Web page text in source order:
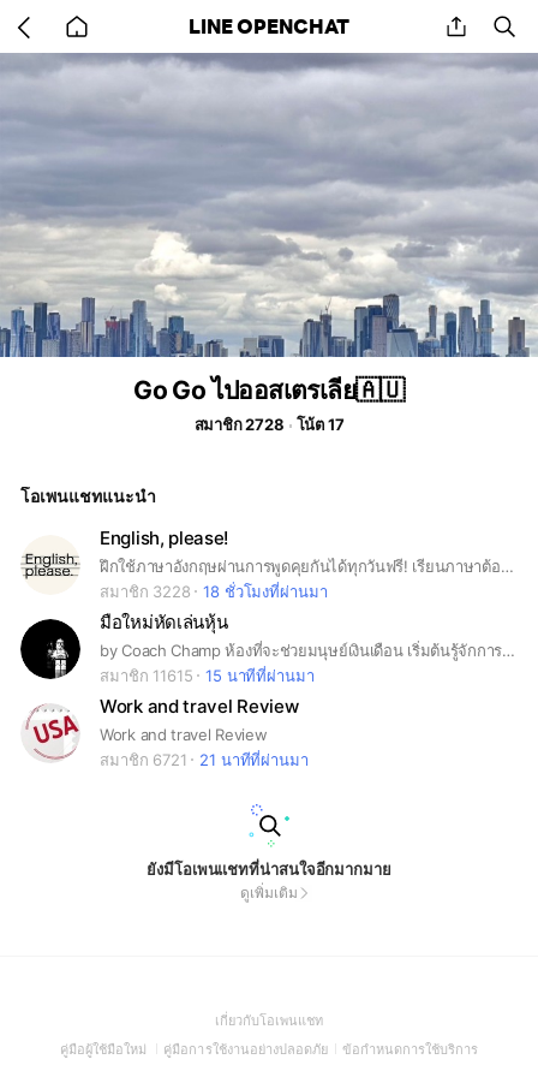
back
to
home
LINE OPENCHAT share
Go Go ไปออสเตรเลีย🇦🇺
สมาชิก 2728 โน้ต 17
โอเพนแชทแนะนำ
English, please!
ฝึกใช้ภาษาอังกฤษผ่านการพูดคุยกันได้ทุกวันฟรี! เรียนภาษาต้องไม่กลัวผิด English, please.
สมาชิก 3228
18 ชั่วโมงที่ผ่านมา
มือใหม่หัดเล่นหุ้น
by Coach Champ ห้องที่จะช่วยมนุษย์เงินเดือน เริ่มต้นรู้จักการลงทุนหุ้นแบบง่ายๆครับ
สมาชิก 11615
15 นาทีที่ผ่านมา
Work and travel Review
Work and travel Review
สมาชิก 6721
21 นาทีที่ผ่านมา
ยังมีโอเพนแชทที่น่าสนใจอีกมากมาย
ดูเพิ่มเติม
เกี่ยวกับโอเพนแชท(Open
in
คู่มือผู้ใช้มือใหม่
(Open
คู่มือการใช้งานอย่างปลอดภัย(Open
ข้อกำหนดการใช้บริการ(Open